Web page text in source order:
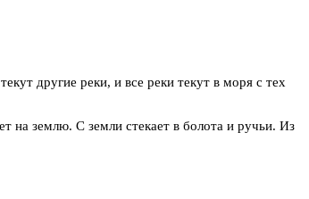
другие реки, и все реки текут в моря с тех
на землю. С земли стекает в болота и ручьи. Из